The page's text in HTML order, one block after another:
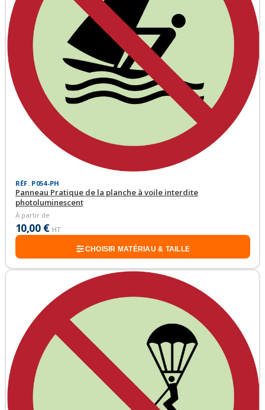
RÉF. P054-PH
Panneau Pratique de la planche à voile interdite
photoluminescent
À partir de
10,00 € HT
CHOISIR MATÉRIAU & TAILLE